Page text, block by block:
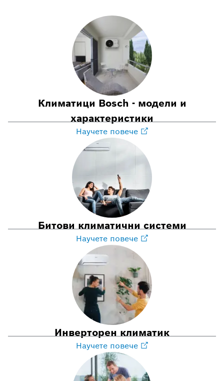
Климатици Bosch - модели и
характеристики
Научете повече
Битови климатични системи
Научете повече
Инверторен климатик
Научете повече